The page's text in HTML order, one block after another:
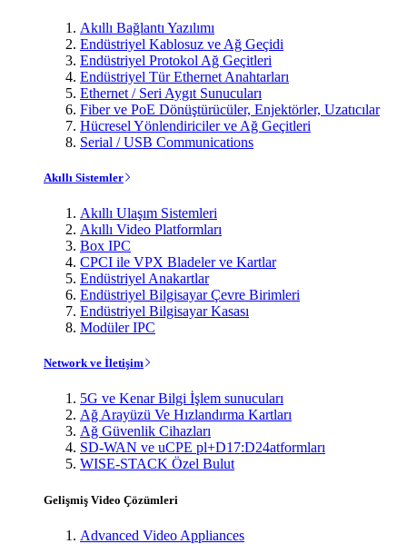
Akıllı Bağlantı Yazılımı
Endüstriyel Kablosuz ve Ağ Geçidi
Endüstriyel Protokol Ağ Geçitleri
Endüstriyel Tür Ethernet Anahtarları
Ethernet / Seri Aygıt Sunucuları
Fiber ve PoE Dönüştürücüler, Enjektörler, Uzatıcılar
Hücresel Yönlendiriciler ve Ağ Geçitleri
Serial / USB Communications
Akıllı Sistemler
Akıllı Ulaşım Sistemleri
Akıllı Video Platformları
Box IPC
CPCI ile VPX Bladeler ve Kartlar
Endüstriyel Anakartlar
Endüstriyel Bilgisayar Çevre Birimleri
Endüstriyel Bilgisayar Kasası
Modüler IPC
Network ve İletişim
5G ve Kenar Bilgi İşlem sunucuları
Ağ Arayüzü Ve Hızlandırma Kartları
Ağ Güvenlik Cihazları
SD-WAN ve uCPE pl+D17:D24atformları
WISE-STACK Özel Bulut
Gelişmiş Video Çözümleri
Advanced Video Appliances